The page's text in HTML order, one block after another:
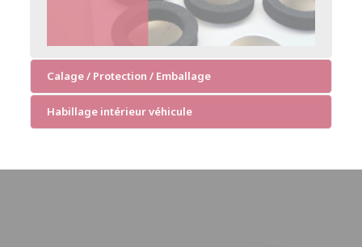
Calage / Protection / Emballage
Habillage intérieur véhicule